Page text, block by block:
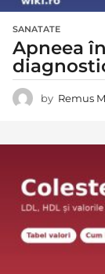
SANATATE
Apneea
by Remus